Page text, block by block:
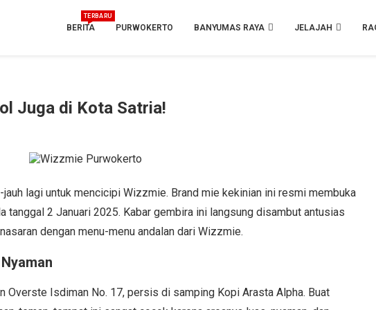
BERITA
TERBARU
PURWOKERTO BANYUMAS RAYA JELAJAH
Juga di Kota Satria!
lagi untuk mencicipi Wizzmie. Brand mie kekinian ini resmi membuka
tanggal 2 Januari 2025. Kabar gembira ini langsung disambut antusias
dengan menu-menu andalan dari Wizzmie.
Isdiman No. 17, persis di samping Kopi Arasta Alpha. Buat